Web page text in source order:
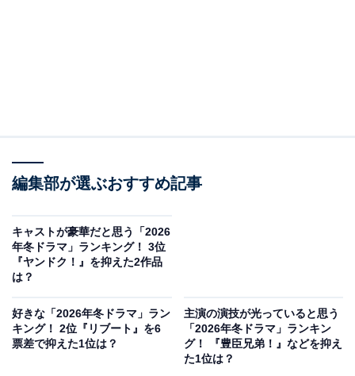
違いありません』（カンテレ・フジテレビ系）です。松
下奈緒さんが主演を務め、2人の子どもと認知症の義母
の面倒を見ながらおでん屋を切り盛りする妻を演じま
遺体で発見され亡くなったはずの夫が、保険金受け取り
編集部が選ぶおすすめ記事
キャストが豪華だと思う「2026
年冬ドラマ」ランキング！ 3位
『ヤンドク！』を抑えた2作品
は？
好きな「2026年冬ドラマ」ラン
キング！ 2位『リブート』を6
票差で抑えた1位は？
主演の演技が光っていると思う
「2026年冬ドラマ」ランキン
グ！ 『豊臣兄弟！』などを抑え
た1位は？